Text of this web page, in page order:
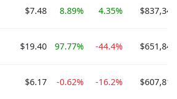
$7.48 8.89% 4.35%
$19.40 97.77% -44.4%
$6.17 -0.62% -16.2%